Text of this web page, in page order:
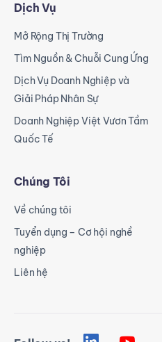
Dịch Vụ
Mở Rộng Thị Trường
Tìm Nguồn & Chuỗi Cung Ứng
Dịch Vụ Doanh Nghiệp và
Giải Pháp Nhân Sự
Doanh Nghiệp Việt Vươn Tầm
Quốc Tế
Chúng Tôi
Về chúng tôi
Tuyển dụng – Cơ hội nghề
nghiệp
Liên hệ